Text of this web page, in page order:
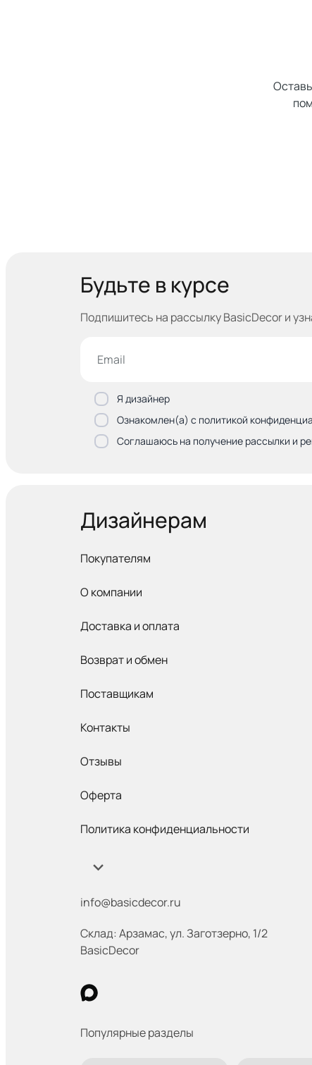
Будьте в курсе
Подпишитесь на рассылку BasicDecor и
Я дизайнер
Ознакомлен(а) с политикой
Соглашаюсь на получение рассылки и
Дизайнерам
Покупателям
О компании
Доставка и оплата
Возврат и обмен
Поставщикам
Контакты
Отзывы
Оферта
Политика конфиденциальности
info@basicdecor.ru
Склад: Арзамас,ул. Заготзерно, 1/2
BasicDecor
Популярные разделы